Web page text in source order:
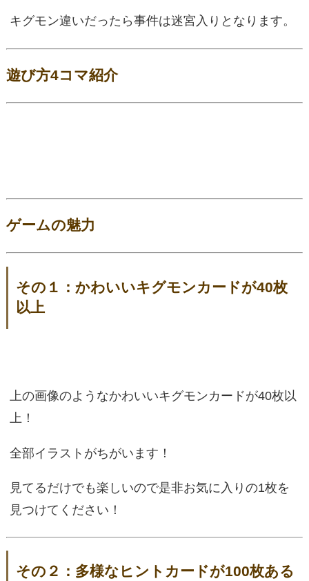
キグモン違いだったら事件は迷宮入りとなります。
遊び方4コマ紹介
ゲームの魅力
その１：かわいいキグモンカードが40枚
以上
上の画像のようなかわいいキグモンカードが40枚以
上！
全部イラストがちがいます！
見てるだけでも楽しいので是非お気に入りの1枚を
見つけてください！
その２：多様なヒントカードが100枚ある